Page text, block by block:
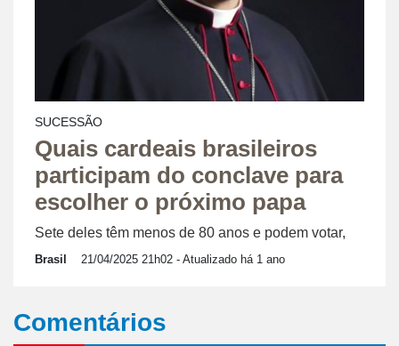
SUCESSÃO
Quais cardeais brasileiros
participam do conclave para
escolher o próximo papa
Sete deles têm menos de 80 anos e podem votar,
Brasil 21/04/2025 21h02 - Atualizado há 1 ano
Comentários